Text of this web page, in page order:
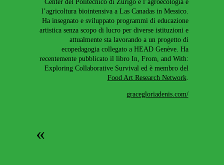
Center del Politecnico di Zurigo e l’agroecologia e
l’agricoltura biointensiva a Las Canadas in Messico.
Ha insegnato e sviluppato programmi di educazione
artistica senza scopo di lucro per diverse istituzioni e
attualmente sta lavorando a un progetto di
ecopedagogia collegato a HEAD Genève. Ha
recentemente pubblicato il libro In, From, and With:
Exploring Collaborative Survival ed è membro del
Food Art Research Network.
gracegloriadenis.com/
«